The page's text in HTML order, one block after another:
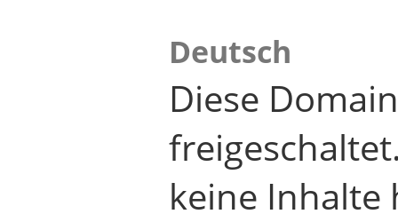
Deutsch
Diese
keine Inhalte